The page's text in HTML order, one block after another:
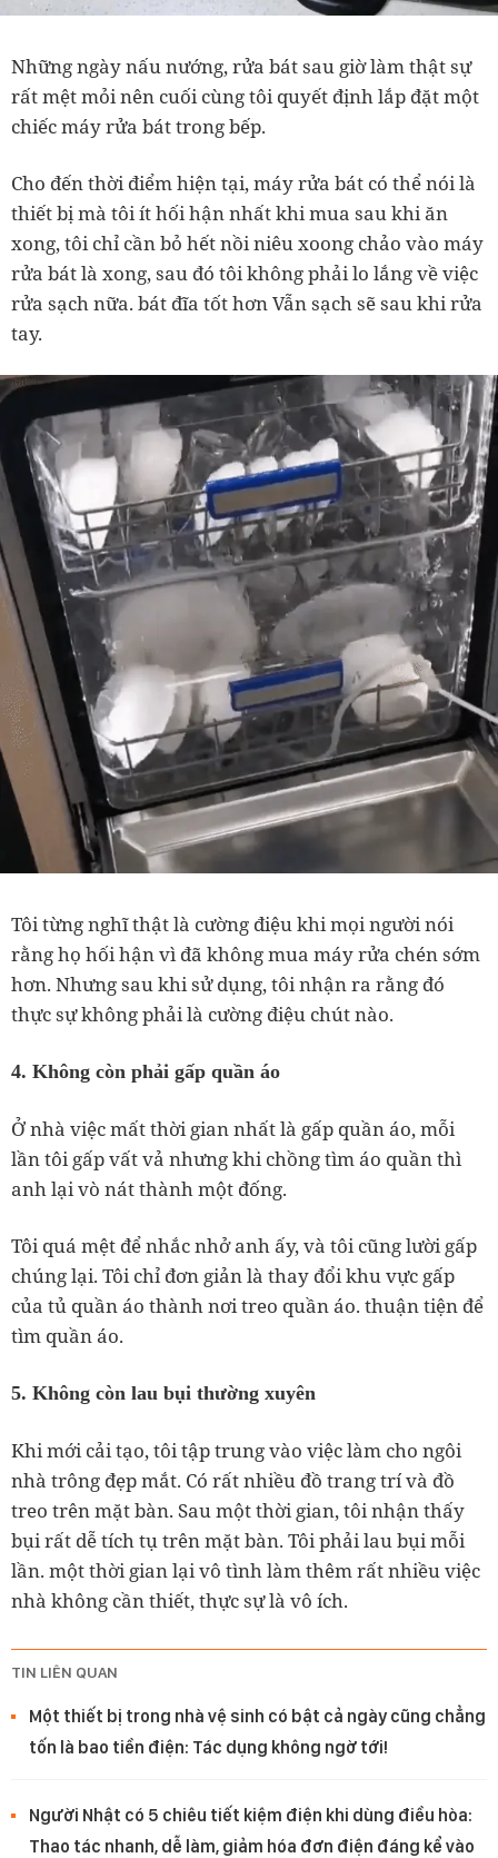
Những ngày nấu nướng, rửa bát sau giờ làm thật sự
rất mệt mỏi nên cuối cùng tôi quyết định lắp đặt một
chiếc máy rửa bát trong bếp.
Cho đến thời điểm hiện tại, máy rửa bát có thể nói là
thiết bị mà tôi ít hối hận nhất khi mua sau khi ăn
xong, tôi chỉ cần bỏ hết nồi niêu xoong chảo vào máy
rửa bát là xong, sau đó tôi không phải lo lắng về việc
rửa sạch nữa. bát đĩa tốt hơn Vẫn sạch sẽ sau khi rửa
tay.
Tôi từng nghĩ thật là cường điệu khi mọi người nói
rằng họ hối hận vì đã không mua máy rửa chén sớm
hơn. Nhưng sau khi sử dụng, tôi nhận ra rằng đó
thực sự không phải là cường điệu chút nào.
4. Không còn phải gấp quần áo
Ở nhà việc mất thời gian nhất là gấp quần áo, mỗi
lần tôi gấp vất vả nhưng khi chồng tìm áo quần thì
anh lại vò nát thành một đống.
Tôi quá mệt để nhắc nhở anh ấy, và tôi cũng lười gấp
chúng lại. Tôi chỉ đơn giản là thay đổi khu vực gấp
của tủ quần áo thành nơi treo quần áo. thuận tiện để
tìm quần áo.
5. Không còn lau bụi thường xuyên
Khi mới cải tạo, tôi tập trung vào việc làm cho ngôi
nhà trông đẹp mắt. Có rất nhiều đồ trang trí và đồ
treo trên mặt bàn. Sau một thời gian, tôi nhận thấy
bụi rất dễ tích tụ trên mặt bàn. Tôi phải lau bụi mỗi
lần. một thời gian lại vô tình làm thêm rất nhiều việc
nhà không cần thiết, thực sự là vô ích.
TIN LIÊN QUAN
Một thiết bị trong nhà vệ sinh có bật cả ngày cũng chẳng
tốn là bao tiền điện: Tác dụng không ngờ tới!
Người Nhật có 5 chiêu tiết kiệm điện khi dùng điều hòa:
Thao tác nhanh, dễ làm, giảm hóa đơn điện đáng kể vào